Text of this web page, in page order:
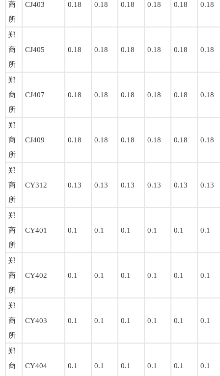
商
所
CJ403 0.18 0.18 0.18 0.18 0.18 0.18
郑
商
所
CJ405 0.18 0.18 0.18 0.18 0.18 0.18
郑
商
所
CJ407 0.18 0.18 0.18 0.18 0.18 0.18
郑
商
所
CJ409 0.18 0.18 0.18 0.18 0.18 0.18
郑
商
所
CY312 0.13 0.13 0.13 0.13 0.13 0.13
郑
商
所
CY401 0.1 0.1 0.1 0.1 0.1 0.1
郑
商
所
CY402 0.1 0.1 0.1 0.1 0.1 0.1
郑
商
所
CY403 0.1 0.1 0.1 0.1 0.1 0.1
郑
商
CY404 0.1 0.1 0.1 0.1 0.1 0.1